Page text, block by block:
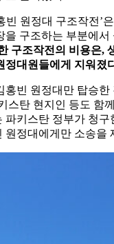
빈 원정대 구조작전’
을 구조하는 부분에서
구조작전의 비용은,
정대원들에게 지워졌
홍빈 원정대만 탑승한
스탄 현지인 등도 함
파키스탄 정부가 청구
원정대에게만 소송을